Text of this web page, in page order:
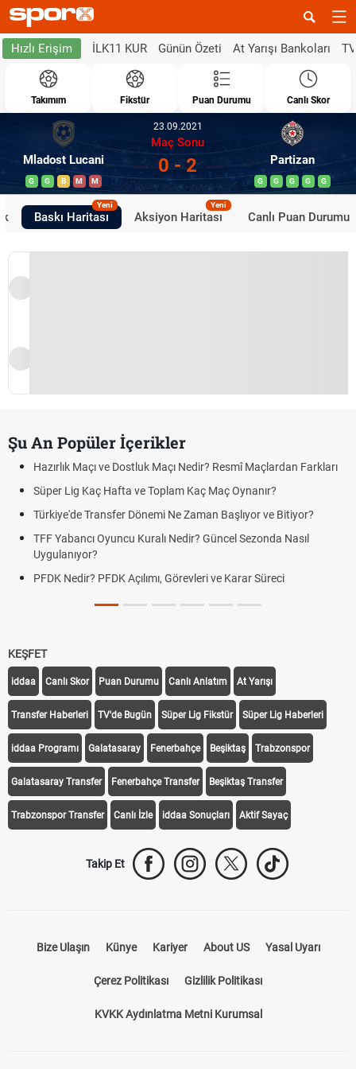
Hızlı Erişim İLK11 KUR Günün Özeti At Yarışı Bankoları
Takımım Fikstür Puan Durumu Canlı Skor
Mladost Lucani
G G B M M
23.09.2021
Maç Sonu
0 - 2 Partizan
G G G G G
Baskı Haritası
Yeni
Aksiyon Haritası
Yeni
Canlı Puan Durumu
Şu An Popüler İçerikler
Hazırlık Maçı ve Dostluk Maçı Nedir? Resmî Maçlardan Farkları
Süper Lig Kaç Hafta ve Toplam Kaç Maç Oynanır?
Türkiye'de Transfer Dönemi Ne Zaman Başlıyor ve Bitiyor?
TFF Yabancı Oyuncu Kuralı Nedir? Güncel Sezonda Nasıl
Uygulanıyor?
PFDK Nedir? PFDK Açılımı, Görevleri ve Karar Süreci
KEŞFET
iddaa Canlı Skor Puan Durumu Canlı Anlatım At Yarışı
Transfer Haberleri TV'de Bugün Süper Lig Fikstür Süper Lig Haberleri
iddaa Programı Galatasaray Fenerbahçe Beşiktaş Trabzonspor
Galatasaray Transfer Fenerbahçe Transfer Beşiktaş Transfer
Trabzonspor Transfer Canlı İzle iddaa Sonuçları Aktif Sayaç
Takip Et
Bize Ulaşın Künye Kariyer About US Yasal Uyarı
Çerez Politikası Gizlilik Politikası
KVKK Aydınlatma Metni Kurumsal